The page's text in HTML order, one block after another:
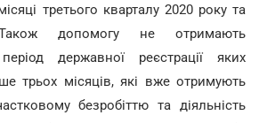
третього кварталу 2020 року та
допомогу не отримають
державної реєстрації яких
трьох місяців, які вже отримують
безробіттю та діяльність